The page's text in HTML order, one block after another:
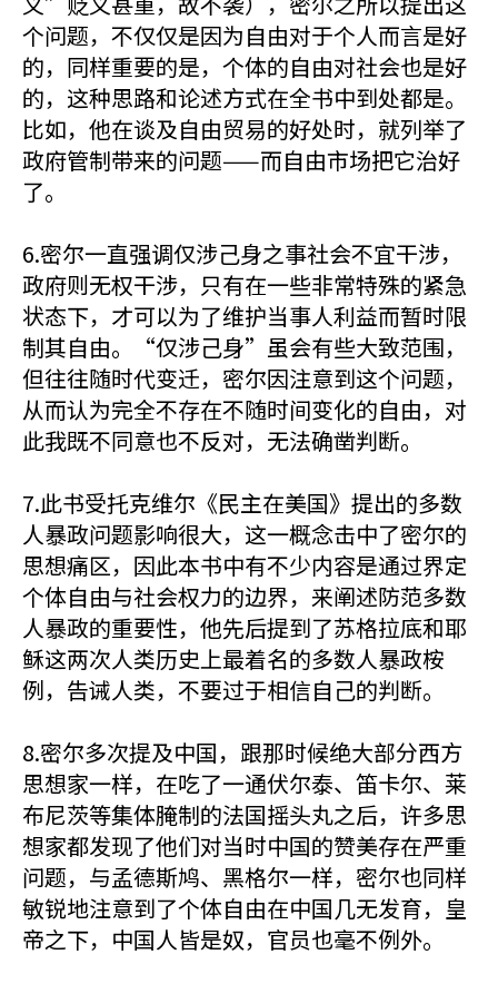
个问题，不仅仅是因为自由对于个人而言是好
的，同样重要的是，个体的自由对社会也是好
的，这种思路和论述方式在全书中到处都是。
比如，他在谈及自由贸易的好处时，就列举了
政府管制带来的问题——而自由市场把它治好
了。
6.密尔一直强调仅涉己身之事社会不宜干涉，
政府则无权干涉，只有在一些非常特殊的紧急
状态下，才可以为了维护当事人利益而暂时限
制其自由。“仅涉己身”虽会有些大致范围，
但往往随时代变迁，密尔因注意到这个问题，
从而认为完全不存在不随时间变化的自由，对
此我既不同意也不反对，无法确凿判断。
7.此书受托克维尔《民主在美国》提出的多数
人暴政问题影响很大，这一概念击中了密尔的
思想痛区，因此本书中有不少内容是通过界定
个体自由与社会权力的边界，来阐述防范多数
人暴政的重要性，他先后提到了苏格拉底和耶
稣这两次人类历史上最着名的多数人暴政桉
例，告诫人类，不要过于相信自己的判断。
8.密尔多次提及中国，跟那时候绝大部分西方
思想家一样，在吃了一通伏尔泰、笛卡尔、莱
布尼茨等集体腌制的法国摇头丸之后，许多思
想家都发现了他们对当时中国的赞美存在严重
问题，与孟德斯鸠、黑格尔一样，密尔也同样
敏锐地注意到了个体自由在中国几无发育，皇
帝之下，中国人皆是奴，官员也毫不例外。